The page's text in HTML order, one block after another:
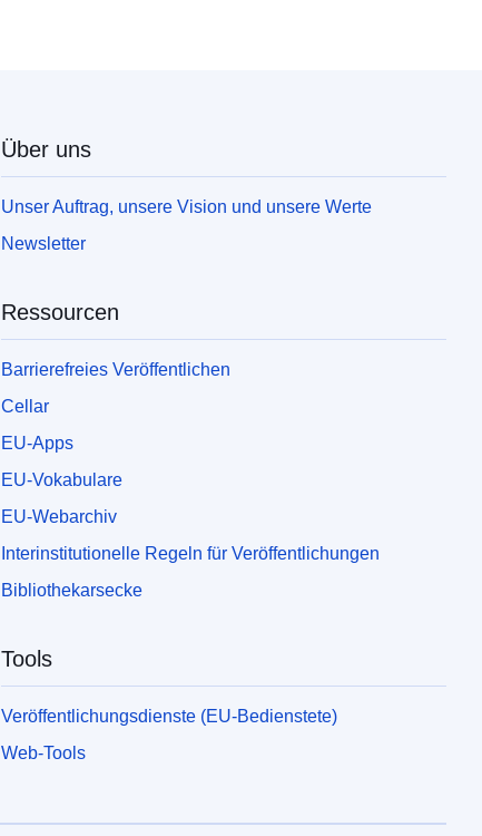
Über uns
Unser Auftrag, unsere Vision und unsere Werte
Newsletter
Ressourcen
Barrierefreies Veröffentlichen
Cellar
EU-Apps
EU-Vokabulare
EU-Webarchiv
Interinstitutionelle Regeln für Veröffentlichungen
Bibliothekarsecke
Tools
Veröffentlichungsdienste (EU-Bedienstete)
Web-Tools